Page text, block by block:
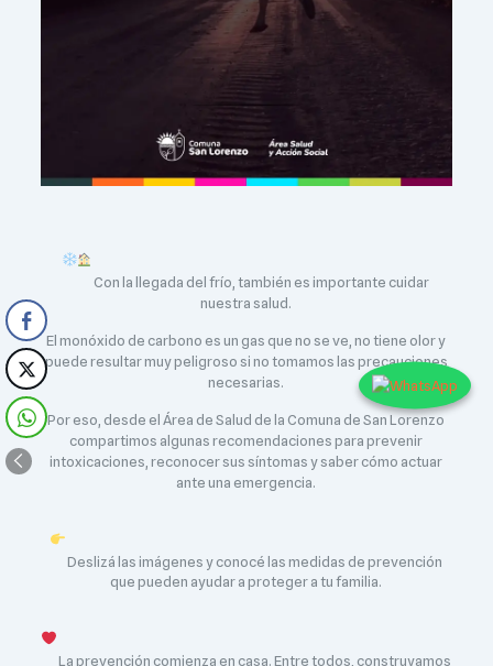
Con la llegada del frío, también es importante cuidar
nuestra salud.
El monóxido de carbono es un gas que no se ve, no tiene olor y
puede resultar muy peligroso si no tomamos las precauciones
necesarias.
Por eso, desde el Área de Salud de la Comuna de San Lorenzo
compartimos algunas recomendaciones para prevenir
intoxicaciones, reconocer sus síntomas y saber cómo actuar
ante una emergencia.
Deslizá las imágenes y conocé las medidas de prevención
que pueden ayudar a proteger a tu familia.
La prevención comienza en casa. Entre todos, construyamos